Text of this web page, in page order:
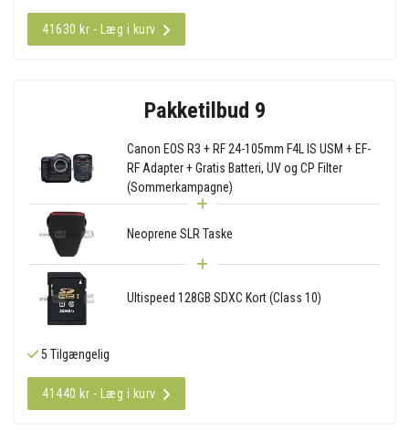
41630 kr - Læg i kurv
Pakketilbud 9
Canon EOS R3 + RF 24-105mm F4L IS USM + EF-
RF Adapter + Gratis Batteri, UV og CP Filter
(Sommerkampagne)
Neoprene SLR Taske
Ultispeed 128GB SDXC Kort (Class 10)
5 Tilgængelig
41440 kr - Læg i kurv